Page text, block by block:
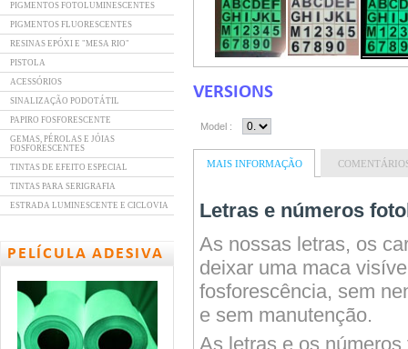
PIGMENTOS FOTOLUMINESCENTES
PIGMENTOS FLUORESCENTES
RESINAS EPÓXI E "MESA RIO"
PISTOLA
ACESSÓRIOS
SINALIZAÇÃO PODOTÁTIL
PAPIRO FOSFORESCENTE
GEMAS, PÉROLAS E JÓIAS
FOSFORESCENTES
TINTAS DE EFEITO ESPECIAL
TINTAS PARA SERIGRAFIA
ESTRADA LUMINESCENTE E CICLOVIA
PELÍCULA ADESIVA
VERSIONS
Model :
MAIS INFORMAÇÃO
Letras e números
As nossas letras, os
deixar uma maca
fosforescência, sem
e sem manutenção.
As letras e os